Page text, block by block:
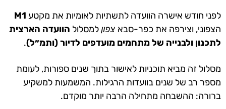
לפני חודש אישרה הוועדה לתשתיות לאומיות את מקטע M1
הצפוני, וצירפה את כפר-סבא צפוןלמסלול הוועדה הארצית
לתכנון ולבנייה של מתחמים מועדפים לדיור (ותמ״ל).
מסלול זה מביא תוכניות לאישור בתוך שנים ספורות, לעומת
מספר רב של שנים בוועדות הרגילות. המשמעות למשקיע
ברורה: ההשבחה מתחילה הרבה יותר מוקדם.